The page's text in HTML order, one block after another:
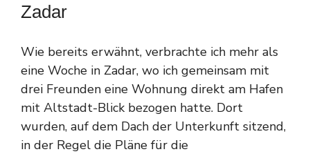
Zadar
Wie bereits erwähnt, verbrachte ich mehr als
eine Woche in Zadar, wo ich gemeinsam mit
drei Freunden eine Wohnung direkt am Hafen
mit Altstadt-Blick bezogen hatte. Dort
wurden, auf dem Dach der Unterkunft sitzend,
in der Regel die Pläne für die